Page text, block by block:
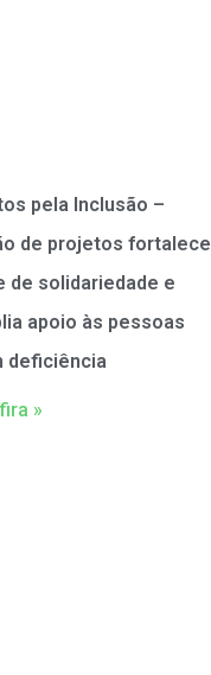
pela Inclusão –
de projetos fortalece
de solidariedade e
apoio às pessoas
deficiência
»